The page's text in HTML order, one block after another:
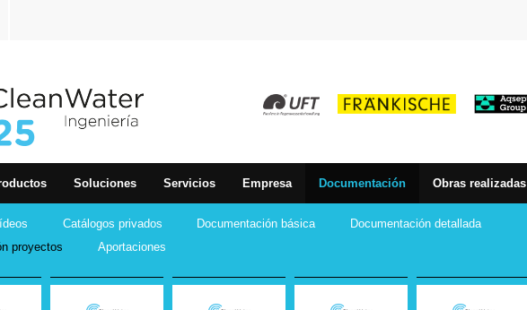
Soluciones Servicios Empresa Documentación Obras realizadas
Catálogos privados Documentación básica
Documentación detallada
proyectos
Aportaciones